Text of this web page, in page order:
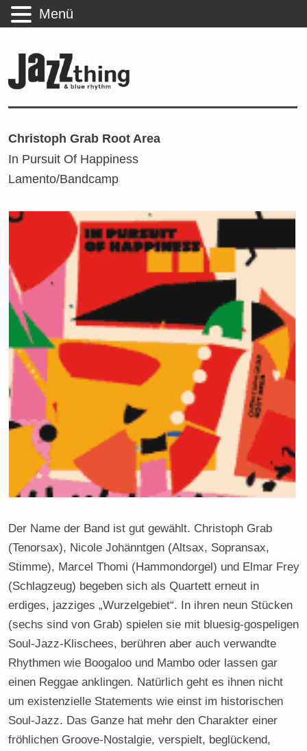
Christoph Grab Root Area
In Pursuit Of Happiness
Lamento/Bandcamp
Der Name der Band ist gut gewählt. Christoph Grab
(Tenorsax), Nicole Johänntgen (Altsax, Sopransax,
Stimme), Marcel Thomi (Hammondorgel) und Elmar Frey
(Schlagzeug) begeben sich als Quartett erneut in
erdiges, jazziges „Wurzelgebiet“. In ihren neun Stücken
(sechs sind von Grab) spielen sie mit bluesig-gospeligen
Soul-Jazz-Klischees, berühren aber auch verwandte
Rhythmen wie Boogaloo und Mambo oder lassen gar
einen Reggae anklingen. Natürlich geht es ihnen nicht
um existenzielle Statements wie einst im historischen
Soul-Jazz. Das Ganze hat mehr den Charakter einer
fröhlichen Groove-Nostalgie, verspielt, beglückend,
Menü